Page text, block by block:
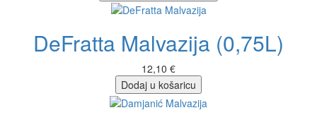
DeFratta Malvazija (0,75L)
12,10 €
Dodaj u košaricu